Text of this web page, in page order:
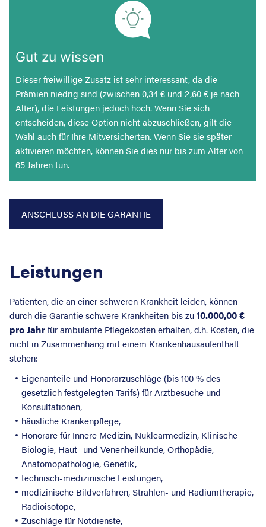
Gut zu wissen
Dieser freiwillige Zusatz ist sehr interessant, da die
Prämien niedrig sind (zwischen 0,34 € und 2,60 € je nach
Alter), die Leistungen jedoch hoch. Wenn Sie sich
entscheiden, diese Option nicht abzuschließen, gilt die
Wahl auch für Ihre Mitversicherten. Wenn Sie sie später
aktivieren möchten, können Sie dies nur bis zum Alter von
65 Jahren tun.
ANSCHLUSS AN DIE GARANTIE
Leistungen
Patienten, die an einer schweren Krankheit leiden, können
durch die Garantie schwere Krankheiten bis zu10.000,00 €
pro Jahrfür ambulante Pflegekosten erhalten, d.h. Kosten, die
nicht in Zusammenhang mit einem Krankenhausaufenthalt
stehen:
Eigenanteile und Honorarzuschläge (bis 100 % des
gesetzlich festgelegten Tarifs) für Arztbesuche und
Konsultationen,
häusliche Krankenpflege,
Honorare für Innere Medizin, Nuklearmedizin, Klinische
Biologie, Haut- und Venenheilkunde, Orthopädie,
Anatomopathologie, Genetik,
technisch-medizinische Leistungen,
medizinische Bildverfahren, Strahlen- und Radiumtherapie,
Radioisotope,
Zuschläge für Notdienste,